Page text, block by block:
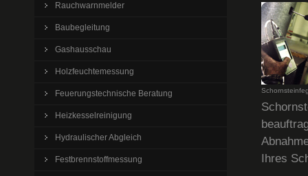
Ihres
Rauchwarnmelder
Baubegleitung
Gashausschau
Holzfeuchtemessung
Feuerungstechnische Beratung
Heizkesselreinigung
Hydraulischer Abgleich
Festbrennstoffmessung